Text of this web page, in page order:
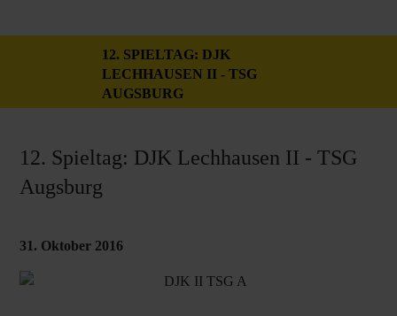
12. SPIELTAG: DJK
LECHHAUSEN II - TSG
AUGSBURG
12. Spieltag: DJK Lechhausen II - TSG
Augsburg
31. Oktober 2016